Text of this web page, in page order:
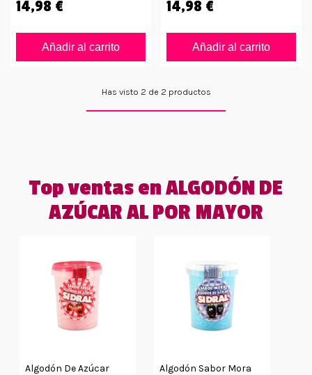
14,98 €
Añadir al carrito
14,98 €
Añadir al carrito
Has visto 2 de 2 productos
Top ventas en ALGODÓN DE
AZÚCAR AL POR MAYOR
Algodón De Azúcar
Algodón Sabor Mora